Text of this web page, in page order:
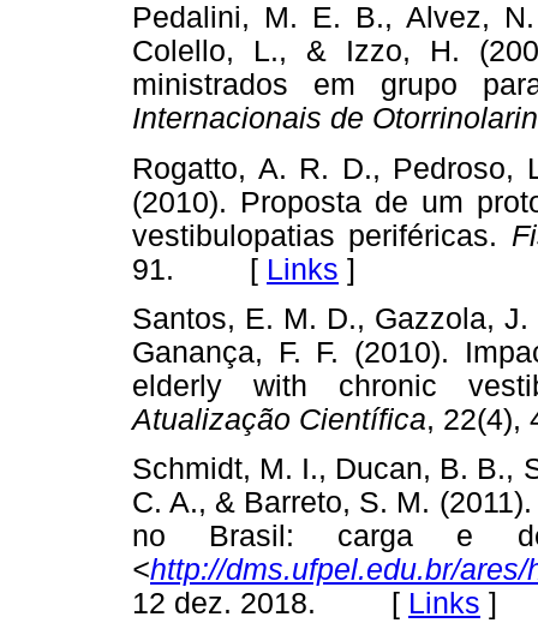
Pedalini, M. E. B., Alvez,
Colello, L., & Izzo, H.
ministrados em grupo
Internacionais de
Rogatto, A. R. D., Pedroso,
(2010). Proposta de um
vestibulopatias periféricas.
91. [ Links ]
Santos, E. M. D., Gazzola,
Ganança, F. F. (2010).
elderly with chronic
Atualização Científica,
Schmidt, M. I., Ducan, B. B.,
C. A., & Barreto, S. M.
no Brasil: carga e
<http://dms.ufpel.edu.br/
12 dez. 2018. [ Links ]